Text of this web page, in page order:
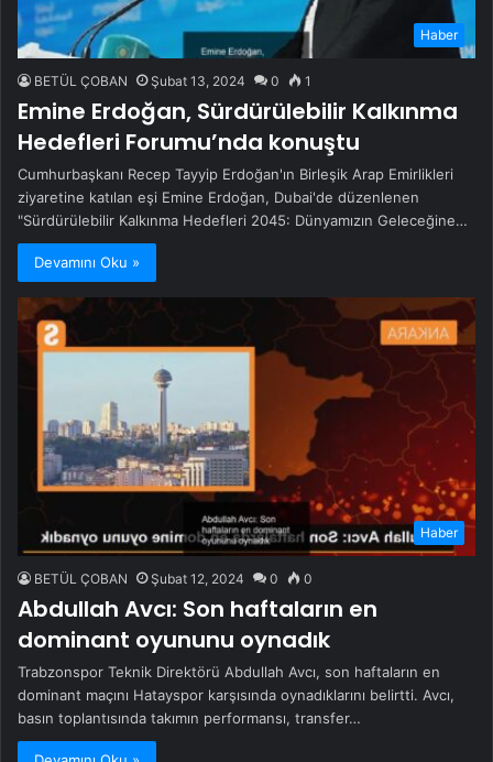
Haber
BETÜL ÇOBAN Şubat 13, 2024 0 1
Emine Erdoğan, Sürdürülebilir Kalkınma
Hedefleri Forumu’nda konuştu
Cumhurbaşkanı Recep Tayyip Erdoğan'ın Birleşik Arap Emirlikleri
ziyaretine katılan eşi Emine Erdoğan, Dubai'de düzenlenen
"Sürdürülebilir Kalkınma Hedefleri 2045: Dünyamızın Geleceğine…
Devamını Oku »
Haber
BETÜL ÇOBAN Şubat 12, 2024 0 0
Abdullah Avcı: Son haftaların en
dominant oyununu oynadık
Trabzonspor Teknik Direktörü Abdullah Avcı, son haftaların en
dominant maçını Hatayspor karşısında oynadıklarını belirtti. Avcı,
basın toplantısında takımın performansı, transfer…